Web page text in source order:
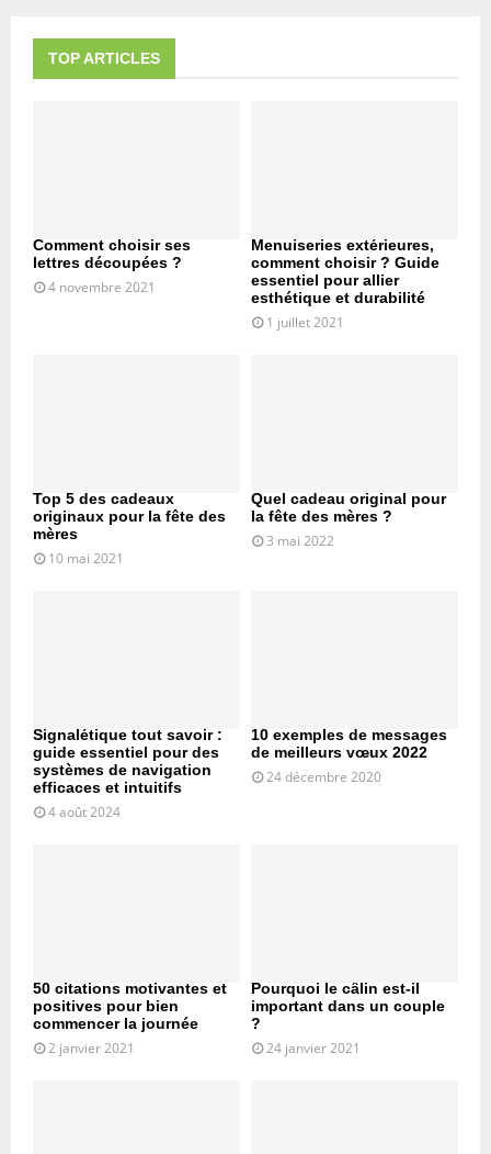
TOP ARTICLES
Comment choisir ses
lettres découpées ?
4 novembre 2021
Menuiseries extérieures,
comment choisir ? Guide
essentiel pour allier
esthétique et durabilité
1 juillet 2021
Top 5 des cadeaux
originaux pour la fête des
mères
10 mai 2021
Quel cadeau original pour
la fête des mères ?
3 mai 2022
Signalétique tout savoir :
guide essentiel pour des
systèmes de navigation
efficaces et intuitifs
4 août 2024
10 exemples de messages
de meilleurs vœux 2022
24 décembre 2020
50 citations motivantes et
positives pour bien
commencer la journée
2 janvier 2021
Pourquoi le câlin est-il
important dans un couple
?
24 janvier 2021